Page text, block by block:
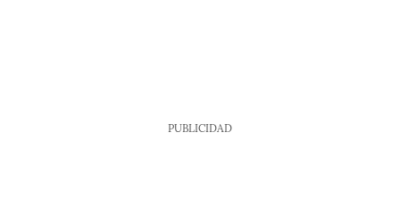
PUBLICIDAD